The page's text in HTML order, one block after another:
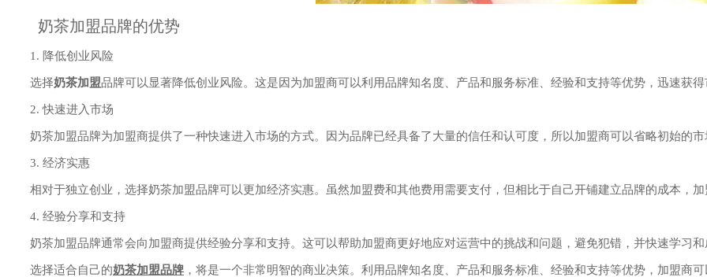
奶茶加盟品牌的优势
1. 降低创业风险
选择奶茶加盟品牌可以显著降低创业风险。这是因为加盟商可以利用品牌知名度、产品和服务标准、经验和支持等优势，迅速获
2. 快速进入市场
奶茶加盟品牌为加盟商提供了一种快速进入市场的方式。因为品牌已经具备了大量的信任和认可度，所以加盟商可以省略初始的
3. 经济实惠
相对于独立创业，选择奶茶加盟品牌可以更加经济实惠。虽然加盟费和其他费用需要支付，但相比于自己开铺建立品牌的成本，加
4. 经验分享和支持
奶茶加盟品牌通常会向加盟商提供经验分享和支持。这可以帮助加盟商更好地应对运营中的挑战和问题，避免犯错，并快速学习和
选择适合自己的奶茶加盟品牌 ，将是一个非常明智的商业决策。利用品牌知名度、产品和服务标准、经验和支持等优势，加盟商